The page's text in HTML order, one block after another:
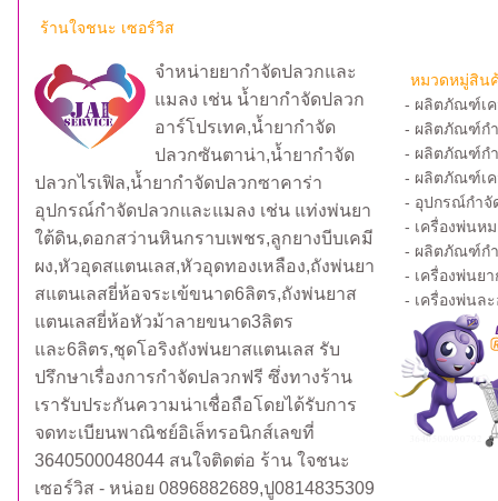
ร้านใจชนะ เซอร์วิส
จำหน่ายยากำจัดปลวกและ
แมลง เช่น น้ำยากำจัดปลวก
อาร์โปรเทค,น้ำยากำจัด
ปลวกซันตาน่า,น้ำยากำจัด
ปลวกไรเฟิล,น้ำยากำจัดปลวกซาคาร่า
อุปกรณ์กำจัดปลวกและแมลง เช่น แท่งพ่นยา
ใต้ดิน,ดอกสว่านหินกราบเพชร,ลูกยางบีบเคมี
ผง,หัวอุดสแตนเลส,หัวอุดทองเหลือง,ถังพ่นยา
สแตนเลสยี่ห้อจระเข้ขนาด6ลิตร,ถังพ่นยาส
แตนเลสยี่ห้อหัวม้าลายขนาด3ลิตร
และ6ลิตร,ชุดโอริงถังพ่นยาสแตนเลส รับ
ปรึกษาเรื่องการกำจัดปลวกฟรี ซึ่งทางร้าน
เรารับประกันความน่าเชื่อถือโดยได้รับการ
จดทะเบียนพาณิชย์อิเล็ทรอนิกส์เลขที่
3640500048044 สนใจติดต่อ ร้าน ใจชนะ
เซอร์วิส - หน่อย 0896882689,ปู0814835309
หมวดหมู่สิน
- ผลิตภัณฑ์เค
- ผลิตภัณฑ์ก
- ผลิตภัณฑ์กำ
- ผลิตภัณฑ์เค
- อุปกรณ์กำจั
- เครื่องพ่นห
- ผลิตภัณฑ์ก
- เครื่องพ่นย
- เครื่องพ่นล